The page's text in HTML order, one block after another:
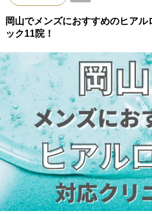
岡山でメンズにおすすめのヒア
ック11院！